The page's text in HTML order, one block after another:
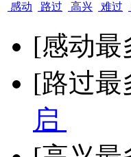
感动 路过 高兴 难过
[感动最
[路过最
启